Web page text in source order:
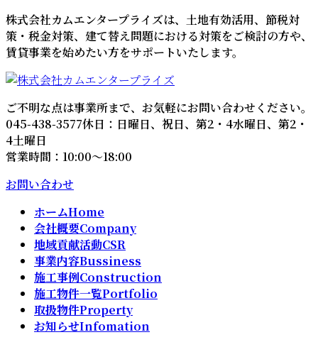
コ
ン
テ
ン
ツ
へ
ス
キ
ッ
プ
ナ
ビ
ゲ
ー
シ
ョ
ン
に
移
動
株式会社カムエンタープライズは、土地有効活用、節税対
策・税金対策、建て替え問題における対策をご検討の方や、
賃貸事業を始めたい方をサポートいたします。
ご不明な点は事業所まで、お気軽にお問い合わせください。
045-438-3577休日：日曜日、祝日、第2・4水曜日、第2・
4土曜日
営業時間：10:00～18:00
お問い合わせ
ホームHome
会社概要Company
地域貢献活動CSR
事業内容Bussiness
施工事例Construction
施工物件一覧Portfolio
取扱物件Property
お知らせInfomation